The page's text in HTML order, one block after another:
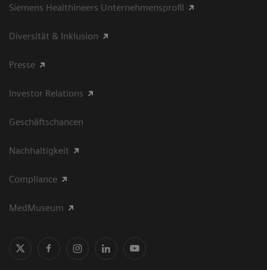
Siemens Healthineers Unternehmensprofil
Diversität & Inklusion
Presse
Investor Relations
Geschäftschancen
Nachhaltigkeit
Compliance
MedMuseum